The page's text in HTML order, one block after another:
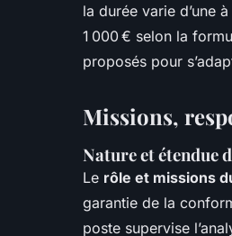
la durée varie d’une
1 000 € selon la
proposés pour
Missions,
Nature et étendue
Le rôle et missions
garantie de la
poste supervise